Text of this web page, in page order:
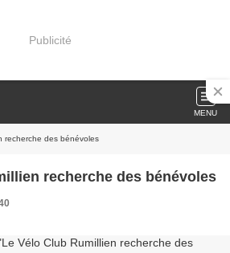
Publicité
MENU
recherche des bénévoles
recherche des bénévoles